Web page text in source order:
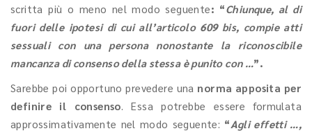
scritta più o meno nel modo seguente: “Chiunque, al di
fuori delle ipotesi di cui all’articolo 609 bis, compie atti
sessuali con una persona nonostante la riconoscibile
mancanza di consenso della stessa è punito con …”.
Sarebbe poi opportuno prevedere una norma apposita per
definire il consenso. Essa potrebbe essere formulata
approssimativamente nel modo seguente: “Agli effetti …,